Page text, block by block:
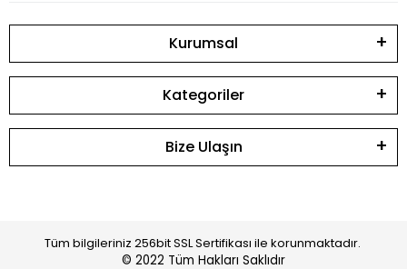
Kurumsal
Kategoriler
Bize Ulaşın
Tüm bilgileriniz 256bit SSL Sertifikası ile korunmaktadır.
© 2022 Tüm Hakları Saklıdır